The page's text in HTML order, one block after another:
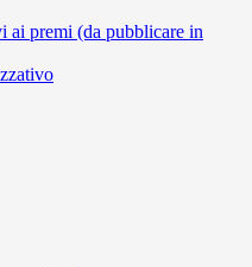
ai premi (da pubblicare in